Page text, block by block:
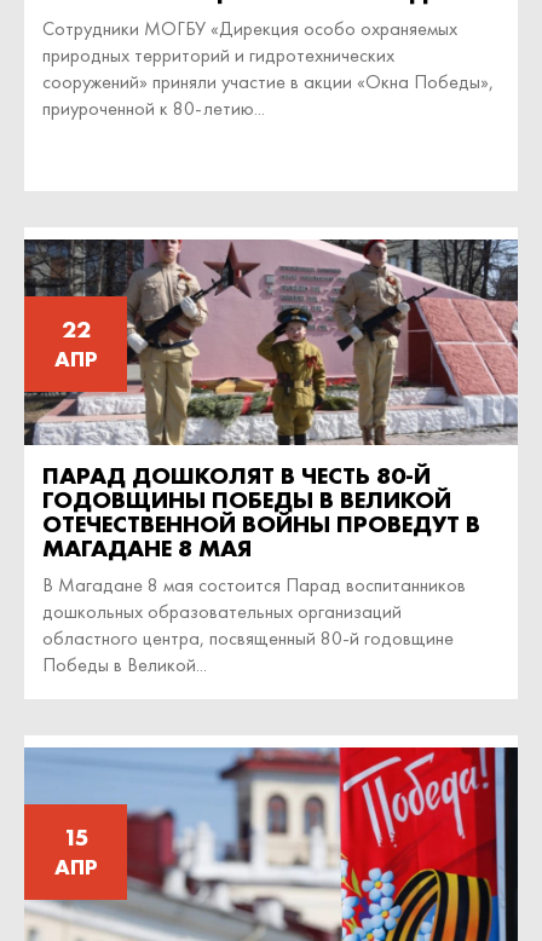
Сотрудники МОГБУ «Дирекция особо охраняемых
природных территорий и гидротехнических
сооружений» приняли участие в акции «Окна Победы»,
приуроченной к 80-летию...
22
АПР
ПАРАД ДОШКОЛЯТ В ЧЕСТЬ 80-Й
ГОДОВЩИНЫ ПОБЕДЫ В ВЕЛИКОЙ
ОТЕЧЕСТВЕННОЙ ВОЙНЫ ПРОВЕДУТ В
МАГАДАНЕ 8 МАЯ
В Магадане 8 мая состоится Парад воспитанников
дошкольных образовательных организаций
областного центра, посвященный 80-й годовщине
Победы в Великой...
15
АПР